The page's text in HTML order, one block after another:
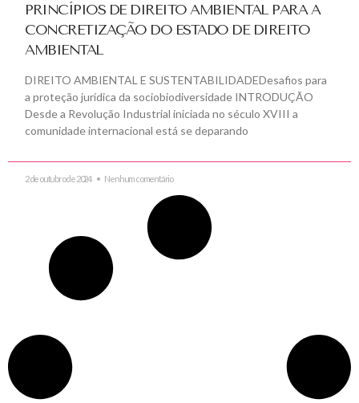
PRINCÍPIOS DE DIREITO AMBIENTAL PARA A
CONCRETIZAÇÃO DO ESTADO DE DIREITO
AMBIENTAL
DIREITO AMBIENTAL E SUSTENTABILIDADEDesafios para
a proteção jurídica da sociobiodiversidade INTRODUÇÃO
Desde a Revolução Industrial iniciada no século XVIII a
comunidade internacional está se deparando
2 de outubro de 2024 Nenhum comentário